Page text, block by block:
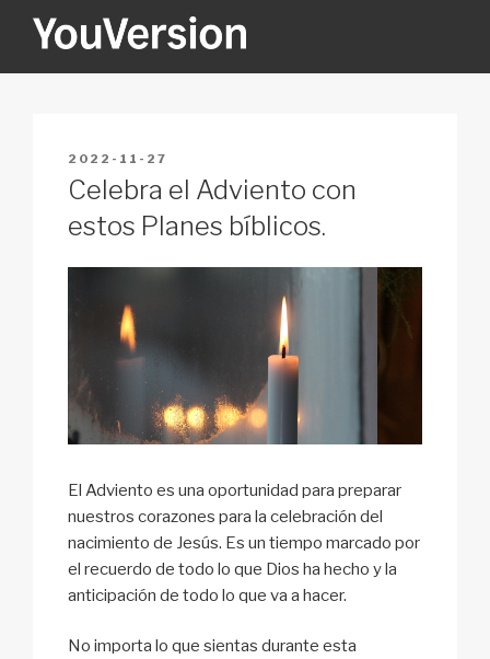
YOUVERSION
POSTED
ON
2022-11-27
Celebra el Adviento con
estos Planes bíblicos.
El Adviento es una oportunidad para preparar
nuestros corazones para la celebración del
nacimiento de Jesús. Es un tiempo marcado por
el recuerdo de todo lo que Dios ha hecho y la
anticipación de todo lo que va a hacer.
No importa lo que sientas durante esta